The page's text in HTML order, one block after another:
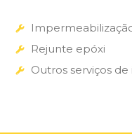
Rejunte epóxi
Outros serviços